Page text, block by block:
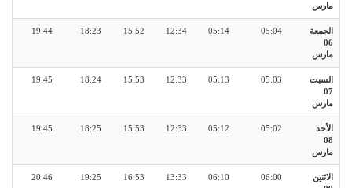
مارس
الجمعة
06
مارس
05:04
05:14
12:34
15:52
18:23
19:44
السبت
07
مارس
05:03
05:13
12:33
15:53
18:24
19:45
الأحد
08
مارس
05:02
05:12
12:33
15:53
18:25
19:45
الاثنين
06:00
06:10
13:33
16:53
19:25
20:46